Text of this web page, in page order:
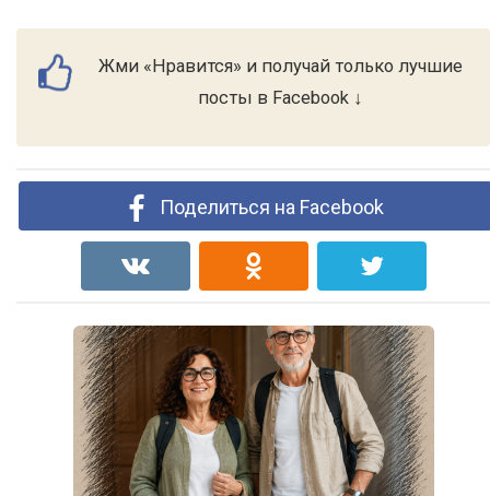
Жми «Нравится» и получай только лучшие
посты в Facebook ↓
Поделиться на Facebook